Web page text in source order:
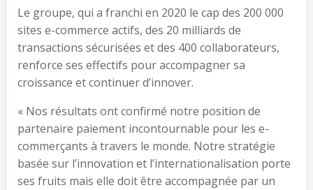
Le groupe, qui a franchi en 2020 le cap des 200 000
sites e-commerce actifs, des 20 milliards de
transactions sécurisées et des 400 collaborateurs,
renforce ses effectifs pour accompagner sa
croissance et continuer d’innover.
« Nos résultats ont confirmé notre position de
partenaire paiement incontournable pour les e-
commerçants à travers le monde. Notre stratégie
basée sur l’innovation et l’internationalisation porte
ses fruits mais elle doit être accompagnée par un